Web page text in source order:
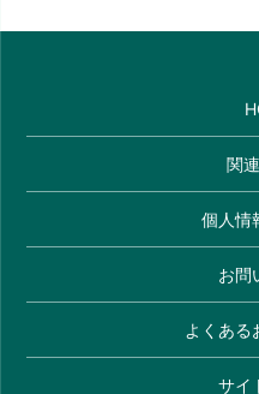
関
個人情
お問
よくある
サイ